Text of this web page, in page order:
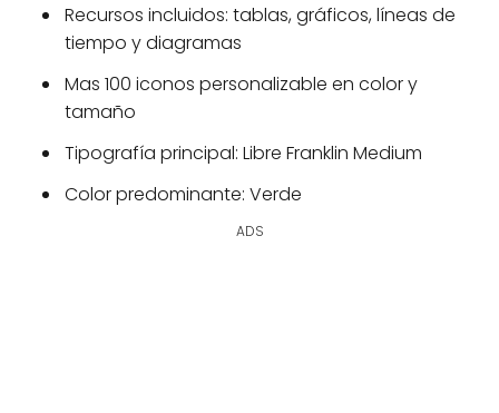
Recursos incluidos: tablas, gráficos, líneas de
tiempo y diagramas
Mas 100 iconos personalizable en color y
tamaño
Tipografía principal: Libre Franklin Medium
Color predominante: Verde
ADS